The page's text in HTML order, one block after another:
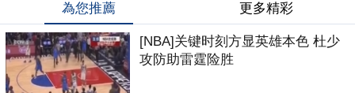
為您推薦 更多精彩
[NBA]关键时刻方显英雄本色 杜少
攻防助雷霆险胜